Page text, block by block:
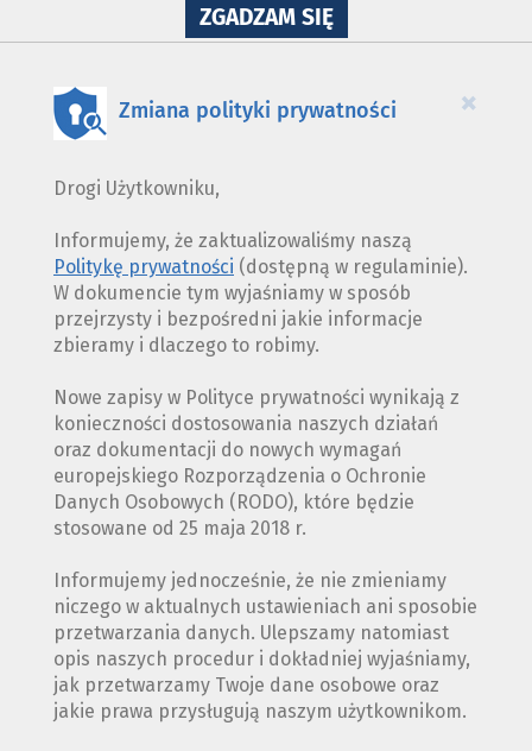
ZGADZAM SIĘNA
WYKORZYSTANIE
×
Zmiana polityki prywatności
Drogi Użytkowniku,
Informujemy, że zaktualizowaliśmy naszą
Politykę prywatności (dostępną w regulaminie).
W dokumencie tym wyjaśniamy w sposób
przejrzysty i bezpośredni jakie informacje
zbieramy i dlaczego to robimy.
Nowe zapisy w Polityce prywatności wynikają z
konieczności dostosowania naszych działań
oraz dokumentacji do nowych wymagań
europejskiego Rozporządzenia o Ochronie
Danych Osobowych (RODO), które będzie
stosowane od 25 maja 2018 r.
Informujemy jednocześnie, że nie zmieniamy
niczego w aktualnych ustawieniach ani sposobie
przetwarzania danych. Ulepszamy natomiast
opis naszych procedur i dokładniej wyjaśniamy,
jak przetwarzamy Twoje dane osobowe oraz
jakie prawa przysługują naszym użytkownikom.